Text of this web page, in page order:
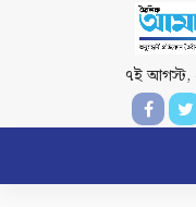
৭ই আগস্ট,